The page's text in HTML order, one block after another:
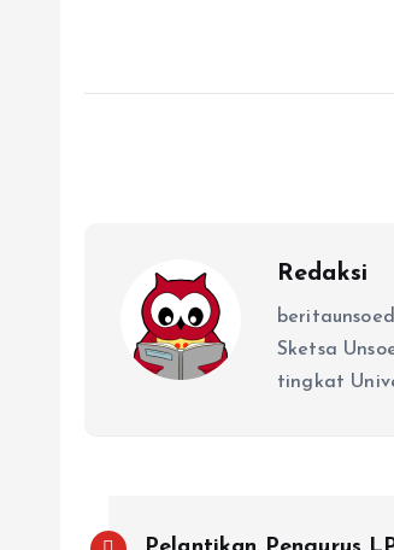
Redaksi
Sketsa
tingkat